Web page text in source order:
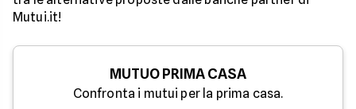
Mutui.it!
MUTUO PRIMA CASA
Confronta i mutui per la prima casa.